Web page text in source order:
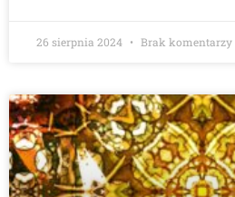
26 sierpnia 2024 Brak komentarzy